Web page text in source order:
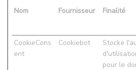
Nom Fournisseur Finalité
CookieCons
ent
Cookiebot
Stocke
pour le